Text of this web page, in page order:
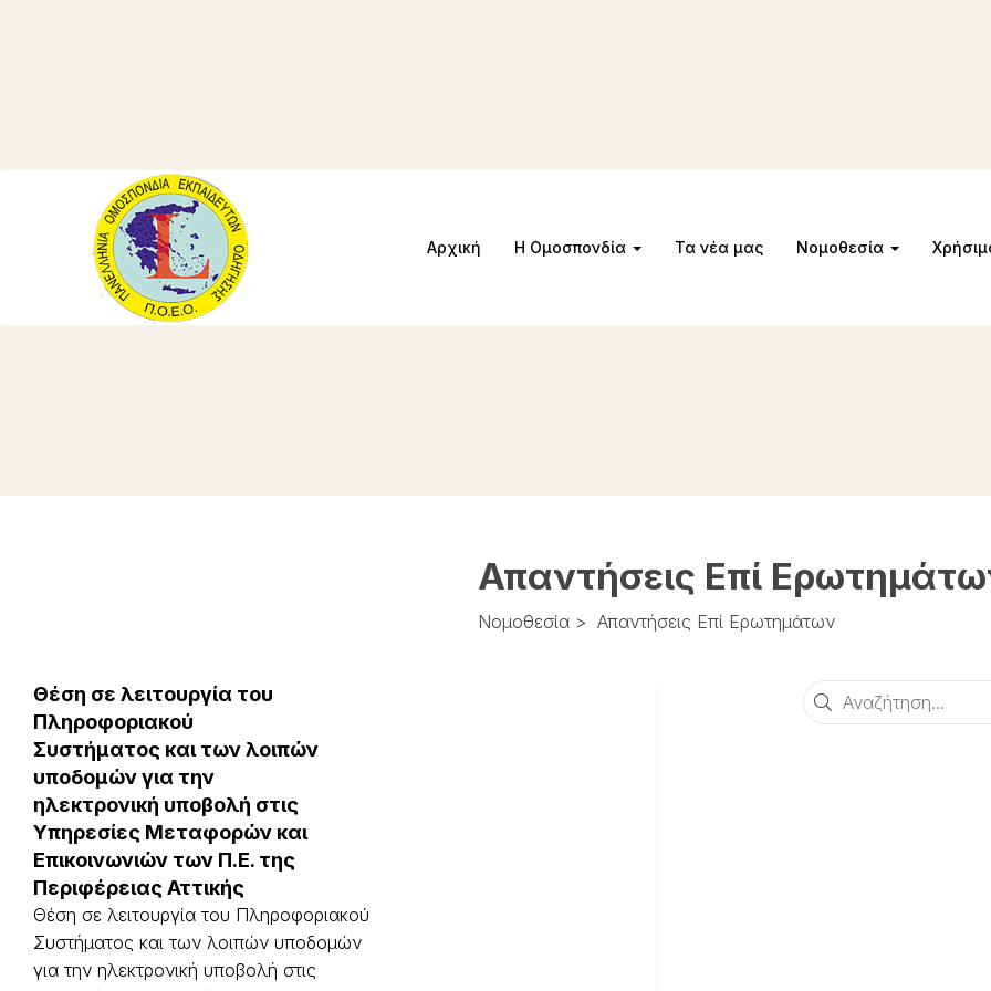
Αρχική Η Ομοσπονδία Τα νέα μας Νομοθεσία
Απαντήσεις Επί
Νομοθεσία > Απαντήσεις Επί Ερωτημάτων
Αναζήτηση
Θέση σε λειτουργία του
Πληροφοριακού
Συστήματος και των λοιπών
υποδομών για την
ηλεκτρονική υποβολή στις
Υπηρεσίες Μεταφορών και
Επικοινωνιών των Π.Ε. της
Περιφέρειας Αττικής
Θέση σε λειτουργία του Πληροφοριακού
Συστήματος και των λοιπών υποδομών
για την ηλεκτρονική υποβολή στις